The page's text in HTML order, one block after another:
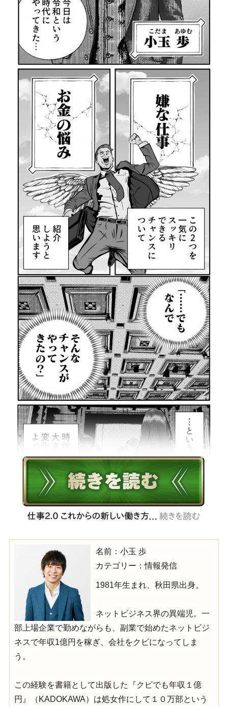
名前：小玉 歩
カテゴリー：情報発信
1981年生まれ、秋田県出身。
ネットビジネス界の異端児。一
部上場企業で勤めながらも、副業で始めたネットビジ
ネスで年収1億円を稼ぎ、会社をクビになってしま
う。
この経験を書籍として出版した『クビでも年収１億
円』（KADOKAWA）は処女作にして１０万部という